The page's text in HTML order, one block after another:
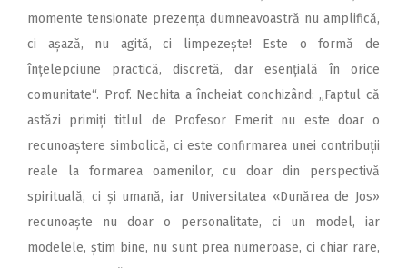
momente tensionate prezența dumneavoastră nu amplifică,
ci așază, nu agită, ci limpezește! Este o formă de
înțelepciune practică, discretă, dar esențială în orice
comunitate“. Prof. Nechita a încheiat conchizând: „Faptul că
astăzi primiți titlul de Profesor Emerit nu este doar o
recunoaștere simbolică, ci este confirmarea unei contribuții
reale la formarea oamenilor, cu doar din perspectivă
spirituală, ci și umană, iar Universitatea «Dunărea de Jos»
recunoaște nu doar o personalitate, ci un model, iar
modelele, știm bine, nu sunt prea numeroase, ci chiar rare,